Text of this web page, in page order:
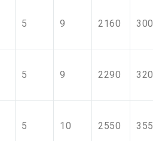
5 9 2160
5 9 2290
5 10 2550